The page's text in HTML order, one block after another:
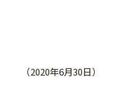
（2020年6月30日）